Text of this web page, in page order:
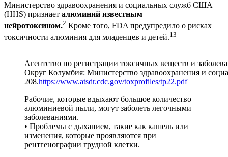
Министерство здравоохранения и социальных служб США
(HHS) признает алюминий известным
нейротоксином.2 Кроме того, FDA предупредило о рисках
токсичности алюминия для младенцев и детей.13
Агентство по регистрации токсичных веществ и
Округ Колумбия: Министерство здравоохранения и
208.https://www.atsdr.cdc.gov/toxprofiles/tp22.pdf
Рабочие, которые вдыхают большое количество
алюминиевой пыли, могут заболеть легочными
заболеваниями.
• Проблемы с дыханием, такие как кашель или
изменения, которые проявляются при
рентгенографии грудной клетки.